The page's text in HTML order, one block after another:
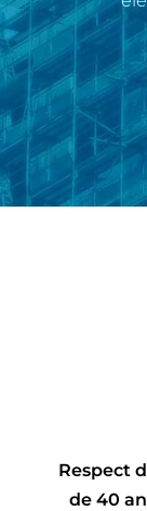
Respect
de 40